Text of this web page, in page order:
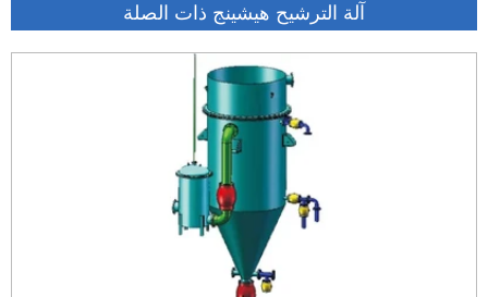
آلة الترشيح هيشينج ذات الصلة